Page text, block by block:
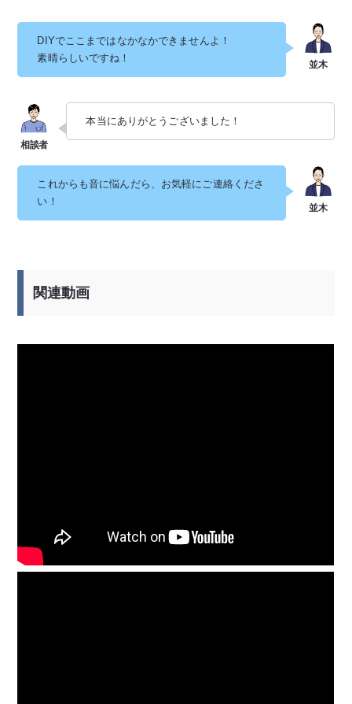
DIYでここまではなかなかできませんよ！
素晴らしいですね！
本当にありがとうございました！
これからも音に悩んだら、お気軽にご連絡くださ
い！
関連動画